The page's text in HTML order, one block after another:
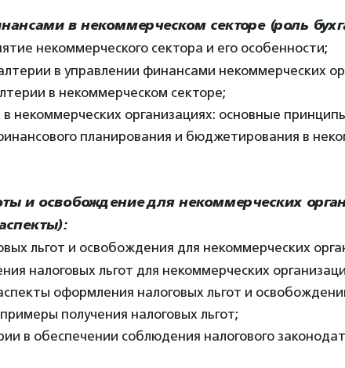
в некоммерческом секторе (роль
некоммерческого сектора и его особенности;
в управлении финансами некоммерческих
в некоммерческом секторе;
некоммерческих организациях: основные
планирования и бюджетирования в
и освобождение для некоммерческих
льгот и освобождения для некоммерческих
налоговых льгот для некоммерческих
оформления налоговых льгот и
получения налоговых льгот;
в обеспечении соблюдения налогового